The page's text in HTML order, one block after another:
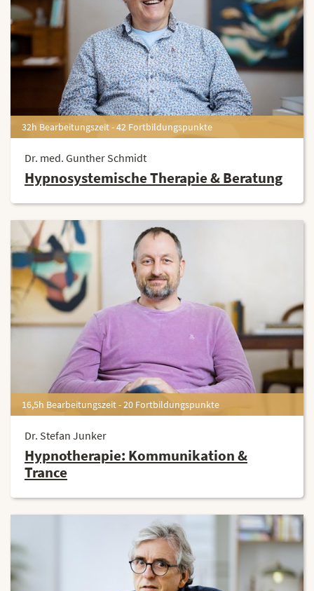
32h Bearbeitungszeit - 42 Fortbildungspunkte
Dr. med. Gunther Schmidt
Hypnosystemische Therapie & Beratung
16,5h Bearbeitungszeit - 20 Fortbildungspunkte
Dr. Stefan Junker
Hypnotherapie: Kommunikation &
Trance